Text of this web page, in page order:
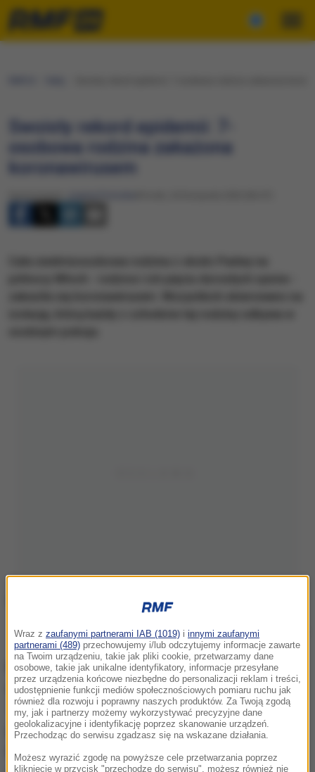
Swoisty rekord epidemii: 7-
osobowa rodzina zakażona
koronawirusem
(zdjęcie ilustracyjne)
Rodzice i ich synowie w wieku od 19 do 27 lat
zarażali się w ciągu 9 dni. Ich dom w miejscowości
Terrassa Padovana z każdym potwierdzanym
przypadkiem zakażenia zamieniał się stopniowo od
końca października w miejsce izolacji kolejnych
Wraz z zaufanymi partnerami IAB (1019) i innymi zaufanymi
partnerami (489) przechowujemy i/lub odczytujemy informacje zawarte
na Twoim urządzeniu, takie jak pliki cookie, przetwarzamy dane
osobowe, takie jak unikalne identyfikatory, informacje przesyłane
przez urządzenia końcowe niezbędne do personalizacji reklam i treści,
udostępnienie funkcji mediów społecznościowych pomiaru ruchu jak
również dla rozwoju i poprawny naszych produktów. Za Twoją zgodą
my, jak i partnerzy możemy wykorzystywać precyzyjne dane
geolokalizacyjne i identyfikację poprzez skanowanie urządzeń.
Przechodząc do serwisu zgadzasz się na wskazane działania.
Możesz wyrazić zgodę na powyższe cele przetwarzania poprzez
kliknięcie w przycisk "przechodzę do serwisu", możesz również nie